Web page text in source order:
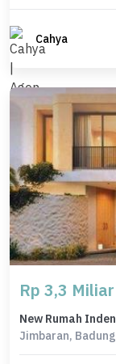
Cahya
Rp 3,3 Miliar
Jimbaran, Badung